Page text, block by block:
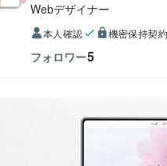
Webデザイナー
本人確認 機密保持契
フォロワー5